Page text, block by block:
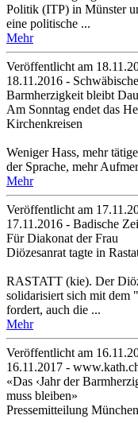
Politik (ITP) in Münster
eine politische ...
Mehr
Veröffentlicht am
18.11.2016 -
Barmherzigkeit bleibt
Am Sonntag endet das
Kirchenkreisen
Weniger Hass, mehr
der Sprache, mehr
Mehr
Veröffentlicht am
17.11.2016 - Badische
Für Diakonat der Frau
Diözesanrat tagte in
RASTATT (kie). Der
solidarisiert sich mit dem
fordert, auch die ...
Mehr
Veröffentlicht am
16.11.2017 -
«Das ‹Jahr der
muss bleiben»
Pressemitteilung